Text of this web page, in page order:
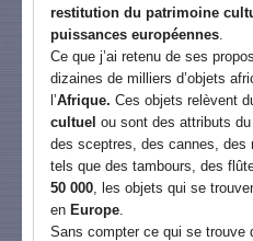
restitution du patrimoine
puissances européennes
Ce que j’ai retenu de ses
dizaines de milliers d’objets
l’Afrique. Ces objets relèvent
cultuel ou sont des attributs
des sceptres, des cannes, des
tels que des tambours, des
50 000 , les objets qui se
en Europe
Sans compter ce qui se trouve